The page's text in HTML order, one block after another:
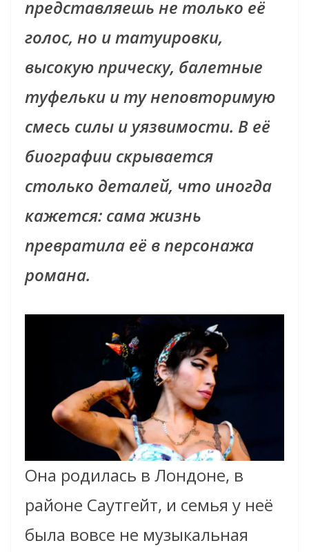
представляешь не только её
голос, но и татуировки,
высокую прическу, балетные
туфельки и ту неповторимую
смесь силы и уязвимости. В её
биографии скрывается
столько деталей, что иногда
кажется: сама жизнь
превратила её в персонажа
романа.
Она родилась в Лондоне, в
районе Саутгейт, и семья у неё
была вовсе не музыкальная